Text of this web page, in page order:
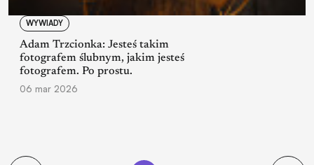
WYWIADY
Adam Trzcionka: Jesteś takim
fotografem ślubnym, jakim jesteś
fotografem. Po prostu.
06 mar 2026